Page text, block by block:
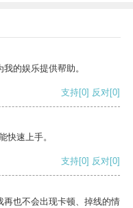
的娱乐提供帮助。
支持[0] 反对[0]
快速上手。
支持[0] 反对[0]
再也不会出现卡顿、掉线的情